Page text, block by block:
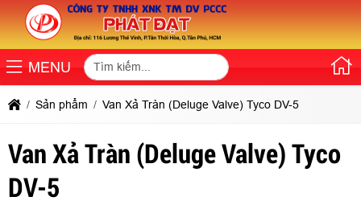
MENU
Sản phẩm Van Xả Tràn (Deluge Valve) Tyco DV-5
Van Xả Tràn (Deluge Valve) Tyco
DV-5